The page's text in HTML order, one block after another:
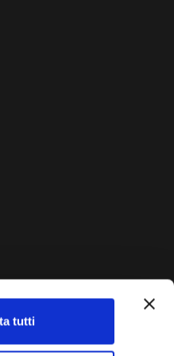
tutti